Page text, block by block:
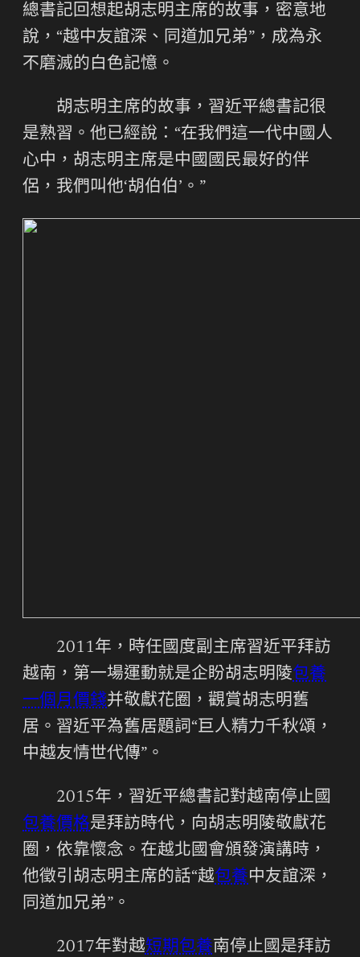
總書記回想起胡志明主席的故事，密意地
說，“越中友誼深、同道加兄弟”，成為永
不磨滅的白色記憶。
胡志明主席的故事，習近平總書記很
是熟習。他已經說：“在我們這一代中國人
心中，胡志明主席是中國國民最好的伴
侶，我們叫他‘胡伯伯’。”
2011年，時任國度副主席習近平拜訪
越南，第一場運動就是企盼胡志明陵包養
一個月價錢并敬獻花圈，觀賞胡志明舊
居。習近平為舊居題詞“巨人精力千秋頌，
中越友情世代傳”。
2015年，習近平總書記對越南停止國
包養價格是拜訪時代，向胡志明陵敬獻花
圈，依靠懷念。在越北國會頒發演講時，
他徵引胡志明主席的話“越包養中友誼深，
同道加兄弟”。
2017年對越短期包養南停止國是拜訪